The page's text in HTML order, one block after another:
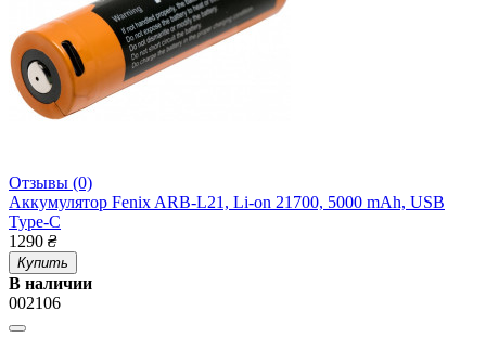
Отзывы (0)
Аккумулятор Fenix ARB-L21, Li-on 21700, 5000 mAh, USB
Type-C
1290 ₴
Купить
В наличии
002106